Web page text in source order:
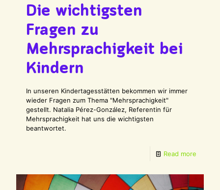
Die wichtigsten
Fragen zu
Mehrsprachigkeit bei
Kindern
In unseren Kindertagesstätten bekommen wir immer
wieder Fragen zum Thema "Mehrsprachigkeit"
gestellt. Natalia Pérez-González, Referentin für
Mehrsprachigkeit hat uns die wichtigsten
beantwortet.
Read more